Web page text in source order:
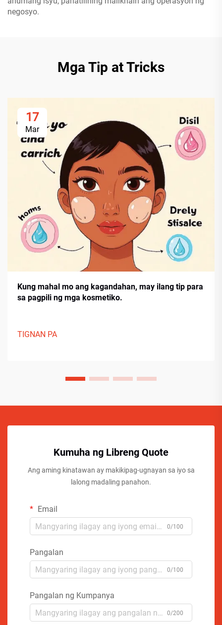
negosyo.
Mga Tip at Tricks
17
Mar
Kung mahal mo ang kagandahan, may ilang tip para
sa pagpili ng mga kosmetiko.
TIGNAN PA
Kumuha ng Libreng Quote
Ang aming kinatawan ay makikipag-ugnayan sa iyo sa
lalong madaling panahon.
Email
0/100
Pangalan
0/100
Pangalan ng Kumpanya
0/200